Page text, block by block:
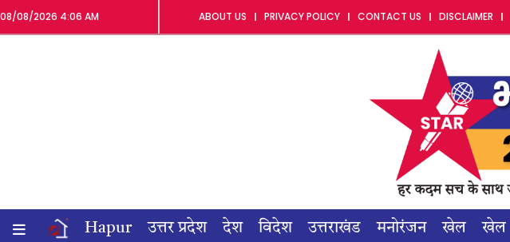
08/08/2026 4:06 AM ABOUT US PRIVACY POLICY CONTACT US DISCLAIMER
Hapur उत्तर प्रदेश देश विदेश उत्तराखंड मनोरंजन खेल खेल